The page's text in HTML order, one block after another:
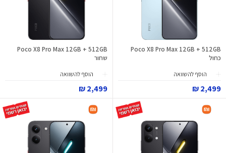
Poco X8 Pro Max 12GB + 512GB
כחול
הוסף להשוואה
2,499 ₪
Poco X8 Pro Max 12GB + 512GB
שחור
הוסף להשוואה
2,499 ₪